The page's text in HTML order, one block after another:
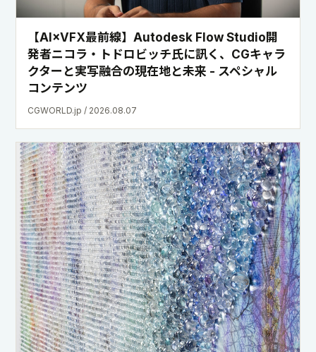
【AI×VFX最前線】Autodesk Flow Studio開
発者ニコラ・トドロビッチ氏に訊く、CGキャラ
クターと実写融合の現在地と未来 - スペシャル
コンテンツ
CGWORLD.jp / 2026.08.07